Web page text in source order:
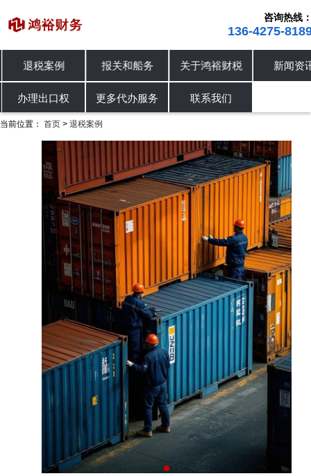
咨询热线
136-4275-
退税案例
办理出口权
报关和船务
更多代办服务
关于鸿裕财税
联系我们
新闻资
进出口退税 退税案例 办理出口权
当前位置： 首页 > 退税案例